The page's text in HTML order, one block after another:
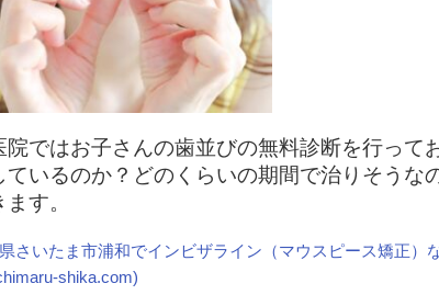
院ではお子さんの歯並びの無料診断を行って
ているのか？どのくらいの期間で治りそうな
ます。
さいたま市浦和でインビザライン（マウスピース矯正）
shika.com)